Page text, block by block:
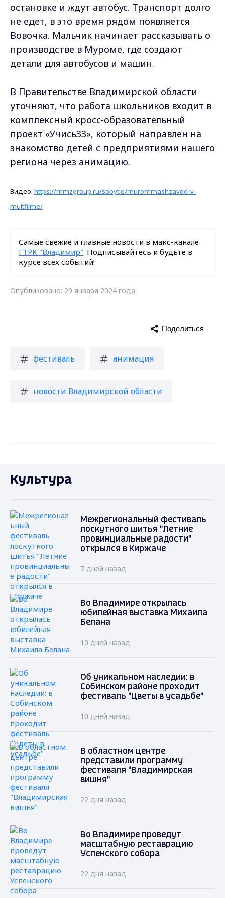
остановке и ждут автобус. Транспорт долго
не едет, в это время рядом появляется
Вовочка. Мальчик начинает рассказывать о
производстве в Муроме, где создают
детали для автобусов и машин.
В Правительстве Владимирской области
уточняют, что работа школьников входит в
комплексный кросс-образовательный
проект «Учись33», который направлен на
знакомство детей с предприятиями нашего
региона через анимацию.
Видео: https://mmzgroup.ru/sobytie/murommashzavod-v-
multfilme/
Самые свежие и главные новости в макс-канале
ГТРК "Владимир". Подписывайтесь и будьте в
курсе всех событий!
Опубликовано: 29 января 2024 года
фестиваль анимация
новости Владимирской области
Поделиться
Культура
Межрегиональный фестиваль
лоскутного шитья "Летние
провинциальные радости"
открылся в Киржаче
7 дней назад
Во Владимире открылась
юбилейная выставка Михаила
Белана
10 дней назад
Об уникальном наследии: в
Собинском районе проходит
фестиваль "Цветы в усадьбе"
10 дней назад
В областном центре
представили программу
фестиваля "Владимирская
вишня"
22 дня назад
Во Владимире проведут
масштабную реставрацию
Успенского собора
22 дня назад